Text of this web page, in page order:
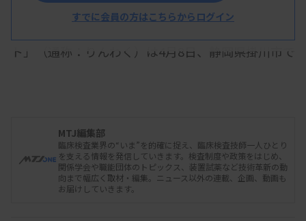
臨床検査業界をわくわくした場にすることを目標
ト」（通称：りんわく）は4月8日、静岡県掛川市で
プに分かれてボードゲームに参加。臨床検査技師の
就職先や役職、認定資格などのカードを手に、将来
のキャリアに思いをはせる機会となった。
すでに会員の方はこちらからログイン
MTJ編集部
臨床検査業界の“いま”を的確に捉え、臨床検査技師一人ひとり
を支える情報を発信していきます。検査制度や政策をはじめ、
関係学会や職能団体のトピックス、装置試薬など技術革新の動
向まで幅広く取材・編集。ニュース以外の連載、企画、動画も
お届けしていきます。